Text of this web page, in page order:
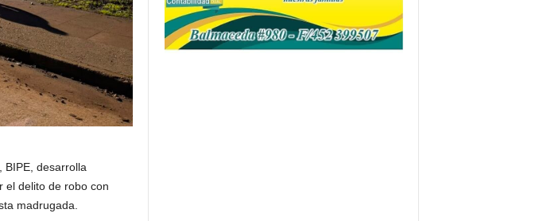
BIPE, desarrolla
el delito de robo con
madrugada.